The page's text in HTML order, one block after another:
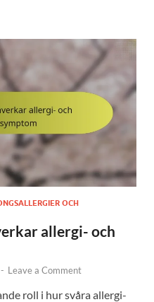
OCH
allergi- och
- Leave a Comment
roll i hur svåra allergi-